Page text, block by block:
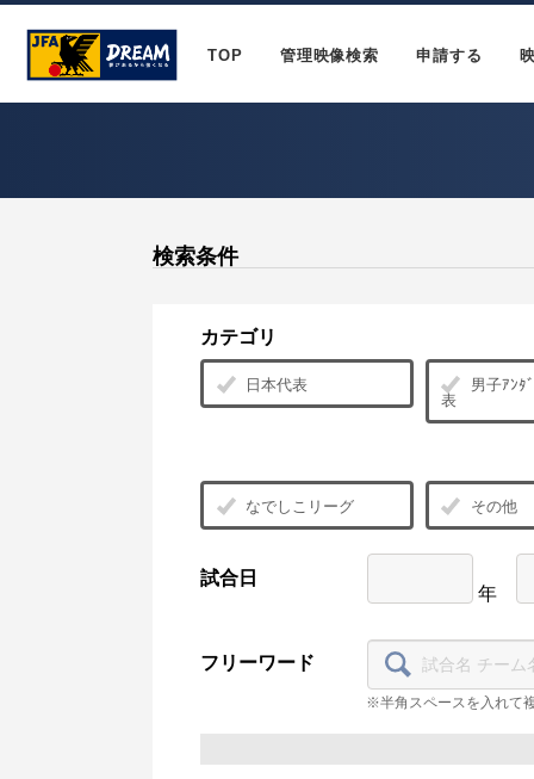
TOP 管理映像検索 申請する
検索条件
カテゴリ
日本代表
男子ｱﾝﾀ
表
なでしこリーグ その他
試合日
年
フリーワード
※半角スペースを入れて